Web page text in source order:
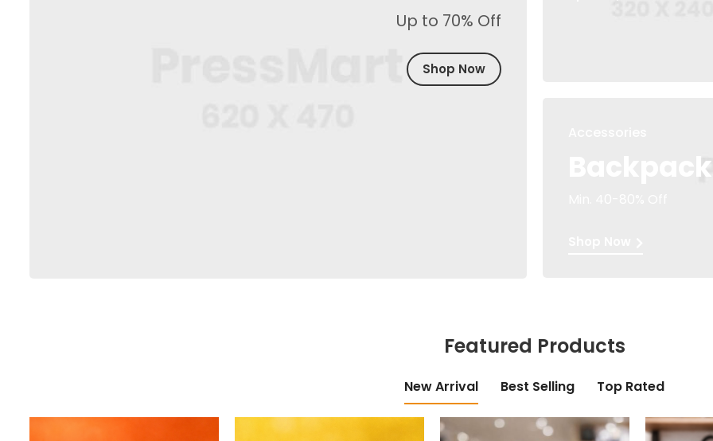
Up to 70% Off
Shop Now
Backpack
Featured Products
New Arrival Best Selling Top Rated